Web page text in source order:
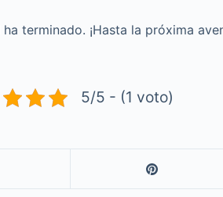
terminado. ¡Hasta la próxima
5/5 - (1 voto)